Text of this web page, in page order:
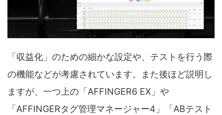
「収益化」のための細かな設定や、テストを行う際
の機能などが考慮されています。また後ほど説明し
ますが、一つ上の「AFFINGER6 EX」や
「AFFINGERタグ管理マネージャー4」「ABテスト